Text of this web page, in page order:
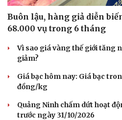
Buôn lậu, hàng giả diễn
68.000 vụ trong 6 tháng
Vì sao giá vàng thế giới tăng
giảm?
Giá bạc hôm nay: Giá bạc
đồng/kg
Quảng Ninh chấm dứt hoạt
trước ngày 31/10/2026